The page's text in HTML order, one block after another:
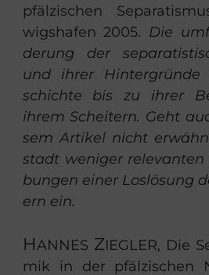
pfäl­zi­schen
wigs­ha­fen 2005. Die
de­rung der
und ihrer
schich­te bis zu ihrer
ihrem Schei­tern. Geht
sem Ar­ti­kel nicht
stadt we­ni­ger
bun­gen einer Los­lö­sung
ern ein.
HAN­NES ZIEG­LER, Die
mik in der pfäl­zi­schen